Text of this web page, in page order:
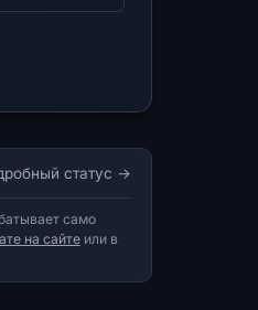
статус
само
на сайтеили в